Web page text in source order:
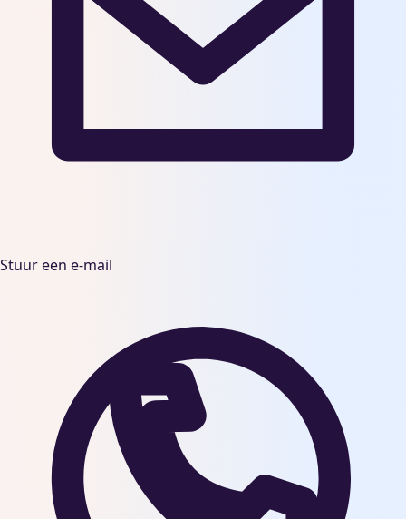
Stuur een e-mail